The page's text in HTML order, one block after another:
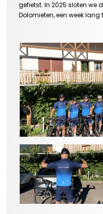
gefietst. In 2025 sloten we
Dolomieten, een week